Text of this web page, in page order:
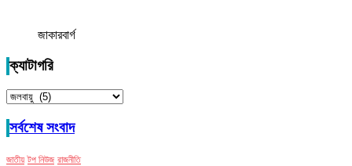
জাকারবার্গ
ক্যাটাগরি
ক্যাটাগরি
সর্বশেষ সংবাদ
জাতীয় টপ নিউজ রাজনীতি